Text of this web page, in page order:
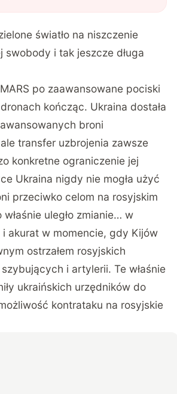
światło na niszczenie
swobody i tak jeszcze długa
po zaawansowane pociski
kończąc. Ukraina dostała
broni
transfer uzbrojenia zawsze
konkretne ograniczenie jej
Ukraina nigdy nie mogła użyć
przeciwko celom na rosyjskim
uległo zmianie… w
akurat w momencie, gdy Kijów
ostrzałem rosyjskich
i artylerii. Te właśnie
ukraińskich urzędników do
kontrataku na rosyjskie